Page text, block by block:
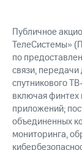
развитие
деловая этика
На главную
Публичное
ТелеСистемы»
по
связи, передачи
спутникового
включая финтех
приложений;
объединенных
мониторинга,